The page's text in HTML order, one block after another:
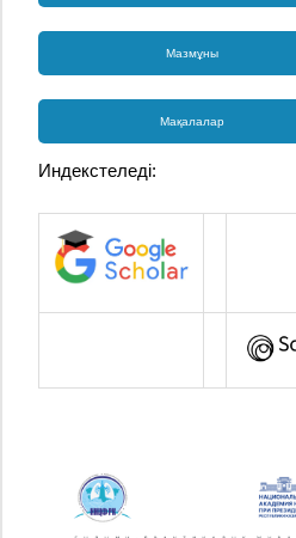
Мазмұны
Мақалалар
Индекстеледі: